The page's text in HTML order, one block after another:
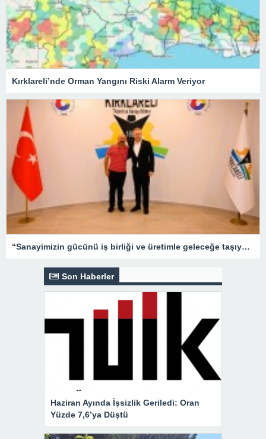
Kırklareli’nde Orman Yangını Riski Alarm Veriyor
“Sanayimizin gücünü iş birliği ve üretimle geleceğe taşıyoruz”
Son Haberler
Haziran Ayında İşsizlik Geriledi: Oran
Yüzde 7,6’ya Düştü